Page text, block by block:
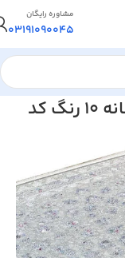
مشاوره رایگان
03191090045
فرش افشان طرح رزگلد 1500 شانه 10 رنگ کد